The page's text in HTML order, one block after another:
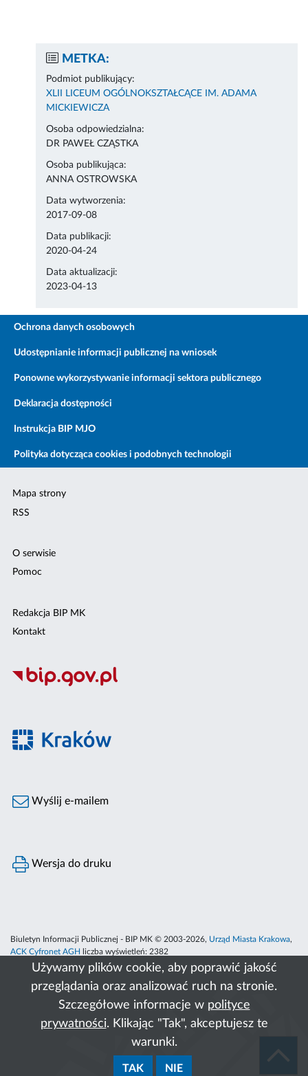
Używamy plików cookie, aby poprawić jakość
przeglądania oraz analizować ruch na stronie.
Szczegółowe informacje w polityce
prywatności. Klikając "Tak", akceptujesz te
warunki.
TAK NIE
METKA:
Podmiot publikujący:
XLII LICEUM OGÓLNOKSZTAŁCĄCE IM. ADAMA
MICKIEWICZA
Osoba odpowiedzialna:
DR PAWEŁ CZĄSTKA
Osoba publikująca:
ANNA OSTROWSKA
Data wytworzenia:
2017-09-08
Data publikacji:
2020-04-24
Data aktualizacji:
2023-04-13
Ochrona danych osobowych
Udostępnianie informacji publicznej na wniosek
Ponowne wykorzystywanie informacji sektora publicznego
Deklaracja dostępności
Instrukcja BIP MJO
Polityka dotycząca cookies i podobnych technologii
Mapa strony
RSS
O serwisie
Pomoc
Redakcja BIP MK
Kontakt
Wyślij e-mailem
Wersja do druku
Biuletyn Informacji Publicznej - BIP MK © 2003-2026, Urząd Miasta Krakowa,
ACK Cyfronet AGH
liczba wyświetleń: 2382